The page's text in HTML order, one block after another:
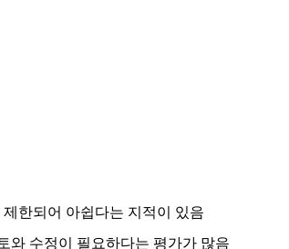
한되어 아쉽다는 지적이 있음
와 수정이 필요하다는 평가가 많음